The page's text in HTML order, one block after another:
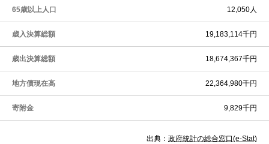
65歳以上人口 12,050人
歳入決算総額 19,183,114千円
歳出決算総額 18,674,367千円
地方債現在高 22,364,980千円
寄附金 9,829千円
出典： 政府統計の総合窓口(e-Stat)